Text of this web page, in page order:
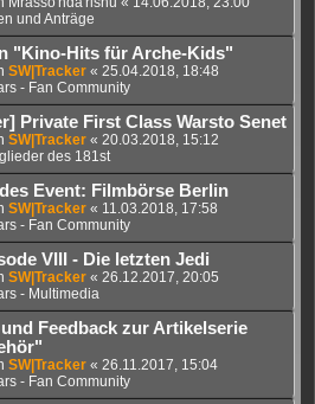
und Anträge
"Kino-Hits für Arche-Kids"
SW|Tracker « 25.04.2018, 18:48
- Fan Community
Private First Class Warsto Senet
SW|Tracker « 20.03.2018, 15:12
des 181st
Event: Filmbörse Berlin
SW|Tracker « 11.03.2018, 17:58
- Fan Community
VIII - Die letzten Jedi
SW|Tracker « 26.12.2017, 20:05
- Multimedia
Feedback zur Artikelserie
SW|Tracker « 26.11.2017, 15:04
- Fan Community